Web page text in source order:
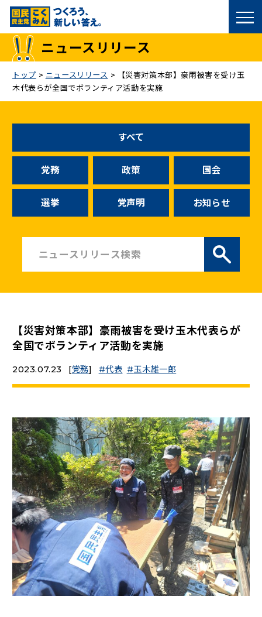
国民民主党トップ
議員
候補者公募
こくみん政治塾
お問い合わせ
ニュースリリース
こくみんうさぎの部屋
Go!Go!こくみんストア（新しいタブで開く）
こくみんオンラインスクール（新しいタブで開く）
国民民主党学生部（新しいタブで開く）
二次創作ガイドライン（新しいタブで開く）
プライバシーポリシー
特定商取引法に基づく表記
ニュースリリース
トップ > ニュースリリース >
【災害対策本部】豪雨被害を受け玉
木代表らが全国でボランティア活動を実施
すべて
党務 政策 国会
選挙 党声明 お知らせ
【災害対策本部】豪雨被害を受け玉木代表らが
全国でボランティア活動を実施
2023.07.23 [党務] 代表 玉木雄一郎